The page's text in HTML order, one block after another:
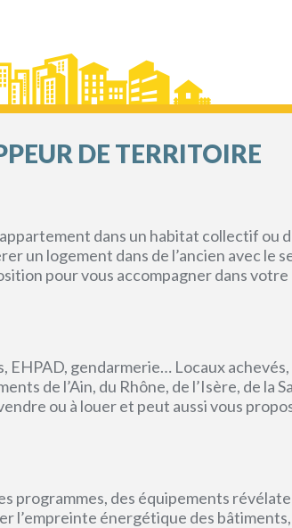
DE TERRITOIRE
dans un habitat collectif ou
un logement dans de l’ancien avec le
pour vous accompagner dans
gendarmerie… Locaux
de l’Ain, du Rhône, de l’Isère, de la
ou à louer et peut aussi vous
programmes, des équipements
l’empreinte énergétique des